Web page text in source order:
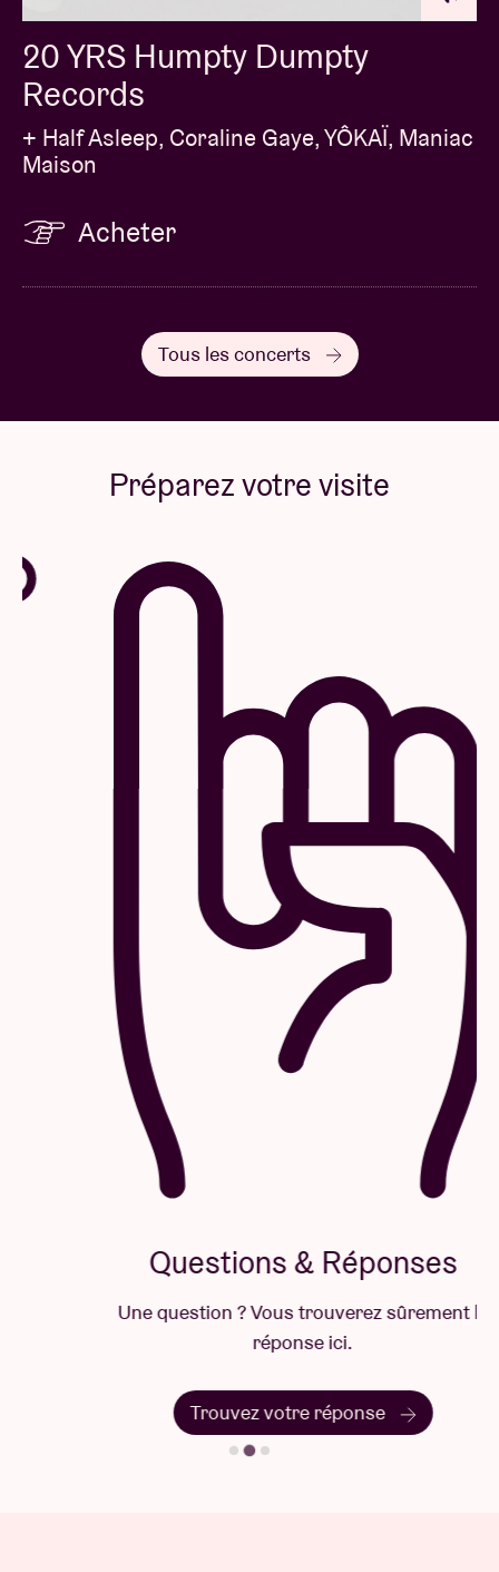
20 YRS Humpty Dumpty
Records
+ Half Asleep, Coraline Gaye, YÔKAÏ, Maniac
Maison
Acheter
Tous les concerts
Préparez votre visite
Questions & Réponses
Une question ? Vous trouverez sûrement la
réponse ici.
Trouvez votre réponse